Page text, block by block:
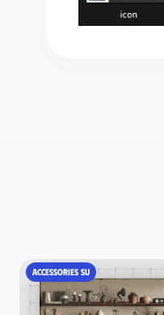
ACCESSORIES SU